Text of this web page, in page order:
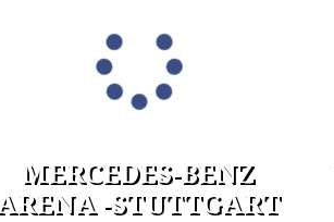
MERCEDES-BENZ
ARENA -STUTTGART